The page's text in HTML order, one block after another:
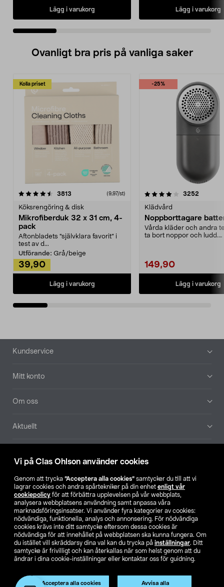
Vi på Clas Ohlson använder cookies
Genom att trycka ”Acceptera alla cookies” samtycker du till att vi
lagrar cookies och andra spårtekniker på din enhet enligt vår
cookiepolicy för att förbättra upplevelsen på vår webbplats,
analysera webbplatsens användning samt anpassa våra
marknadsföringsinsatser. Vi använder fyra kategorier av cookies:
nödvändiga, funktionella, analys och annonsering. För nödvändiga
cookies krävs inte ditt samtycke eftersom dessa cookies är
nödvändiga för att innehållet på webbplatsen ska kunna fungera. Om
du istället vill skräddarsy dina val kan du trycka på inställningar. Ditt
samtycke är frivilligt och kan återkallas när som helst genom att du
ändrar i dina cookie-inställningar eller kontaktar oss för guidning.
Acceptera alla cookies Avvisa alla
Produkten har utgått
Lägg i varukorg Lägg i varukorg
Ovanligt bra pris på vanliga saker
Kolla priset
3813 (9,97/st)
Köksrengöring & disk
Mikrofiberduk 32 x 31 cm, 4-
pack
Aftonbladets "självklara favorit” i
test av d...
Utförande: Grå/beige
39,90
Lägg i varukorg
-25%
4.0av 5 stjärnor 3252
Klädvård
Noppborttagare
Vårda kläder och andra
ta bort noppor och ludd.
149,90
Lägg i varukorg
4.5av 5 stjärnor
Sidfot
Kundservice
Mitt konto
Om oss
Aktuellt
Hitta butik
SE NO FI
Ändra till priser exklusive moms